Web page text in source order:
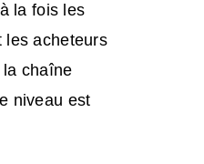
la fois les
les acheteurs
chaîne
niveau est